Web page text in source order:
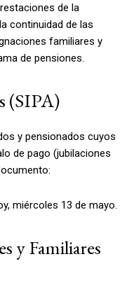
de la
continuidad de las
familiares y
de pensiones.
(SIPA)
y pensionados cuyos
de pago (jubilaciones
miércoles 13 de mayo.
y Familiares